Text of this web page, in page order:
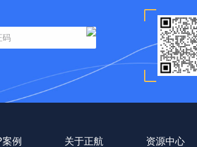
例 关于正航 资源中心